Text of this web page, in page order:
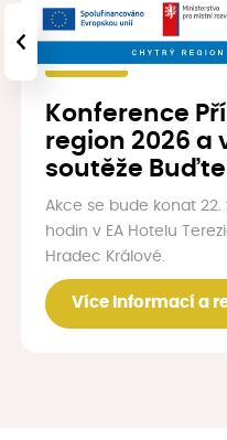
Konference
region 2026 a
soutěže
Akce se bude konat 22.
hodin v EA Hotelu
Hradec Králové.
Více informací a
‹